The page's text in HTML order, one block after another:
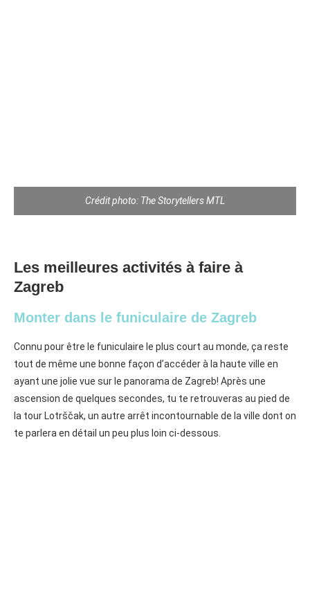
Crédit photo: The Storytellers MTL
Les meilleures activités à faire à
Zagreb
Monter dans le funiculaire de Zagreb
Connu pour être le funiculaire le plus court au monde, ça reste
tout de même une bonne façon d’accéder à la haute ville en
ayant une jolie vue sur le panorama de Zagreb! Après une
ascension de quelques secondes, tu te retrouveras au pied de
la tour Lotrščak, un autre arrêt incontournable de la ville dont on
te parlera en détail un peu plus loin ci-dessous.